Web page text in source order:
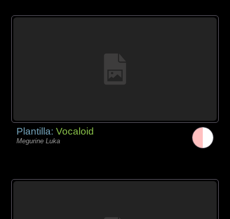
Plantilla:Vocaloid
Megurine Luka